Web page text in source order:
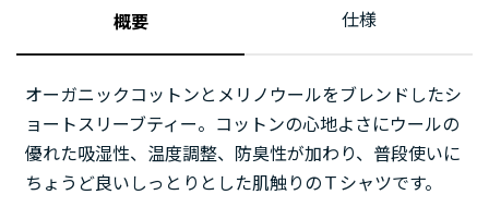
概要 仕様
オーガニックコットンとメリノウールをブレンドしたシ
ョートスリーブティー。コットンの心地よさにウールの
優れた吸湿性、温度調整、防臭性が加わり、普段使いに
ちょうど良いしっとりとした肌触りのＴシャツです。